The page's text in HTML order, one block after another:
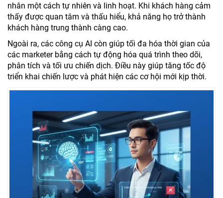
nhân một cách tự nhiên và linh hoạt. Khi khách hàng cảm
thấy được quan tâm và thấu hiểu, khả năng họ trở thành
khách hàng trung thành càng cao.
Ngoài ra, các công cụ AI còn giúp tối đa hóa thời gian của
các marketer bằng cách tự động hóa quá trình theo dõi,
phân tích và tối ưu chiến dịch. Điều này giúp tăng tốc độ
triển khai chiến lược và phát hiện các cơ hội mới kịp thời.